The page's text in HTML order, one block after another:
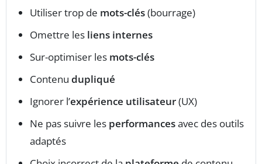
Utiliser trop de mots-clés(bourrage)
Omettre les liens internes
Sur-optimiser les mots-clés
Contenu dupliqué
Ignorer l’expérience utilisateur(UX)
Ne pas suivre les performancesavec des outils
adaptés